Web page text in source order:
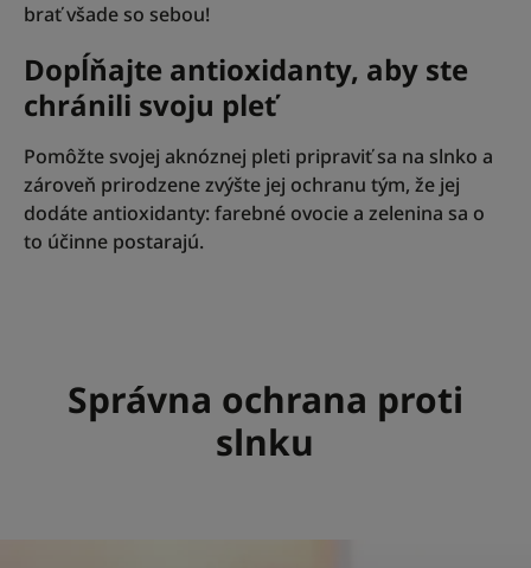
brať všade so sebou!
Dopĺňajte antioxidanty, aby ste
chránili svoju pleť
Pomôžte svojej aknóznej pleti pripraviť sa na slnko a
zároveň prirodzene zvýšte jej ochranu tým, že jej
dodáte antioxidanty: farebné ovocie a zelenina sa o
to účinne postarajú.
Správna ochrana proti
slnku